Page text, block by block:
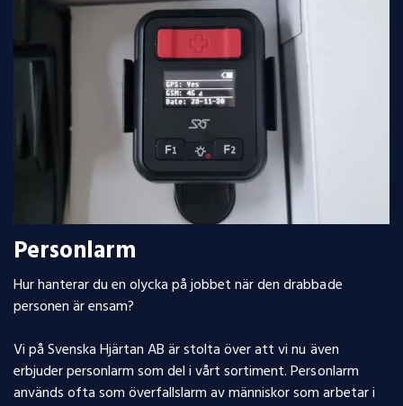
Personlarm
Hur hanterar du en olycka på jobbet när den drabbade
personen är ensam?
Vi på Svenska Hjärtan AB är stolta över att vi nu även
erbjuder personlarm som del i vårt sortiment. Personlarm
används ofta som överfallslarm av människor som arbetar i